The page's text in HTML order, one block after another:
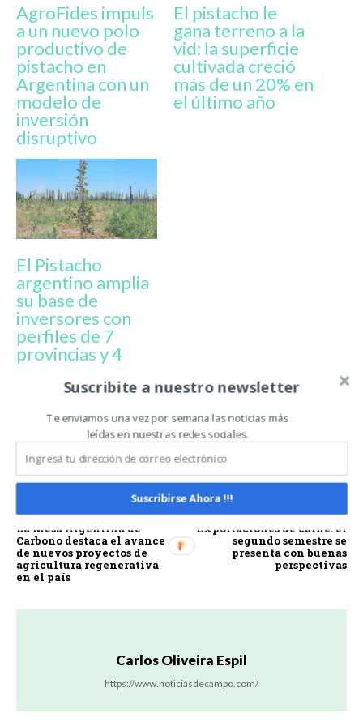
AgroFides impuls
a un nuevo polo
productivo de
pistacho en
Argentina con un
modelo de
inversión
disruptivo
El pistacho le
gana terreno a la
vid: la superficie
cultivada creció
más de un 20% en
el último año
El Pistacho
argentino amplia
su base de
inversores con
perfiles de 7
provincias y 4
extranjeros
AGRO FIDES FUNDADOR - CEO
INVERSION
JUAN PONELLI
PISTACHO SAN JUAN
Artículo anterior
La Mesa Argentina de
Carbono destaca el avance
de nuevos proyectos de
agricultura regenerativa
en el país
Artículo siguiente
Exportaciones de carne: el
segundo semestre se
presenta con buenas
perspectivas
Carlos Oliveira Espil
https://www.noticiasdecampo.com/
Suscribite a nuestro newsletter
Te enviamos una vez por semana las noticias más
leídas en nuestras redes sociales.
Suscribirse Ahora !!!